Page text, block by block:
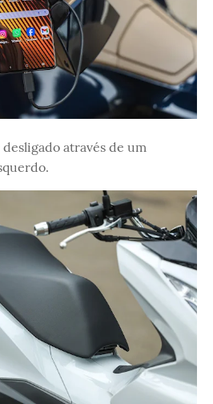
através de um